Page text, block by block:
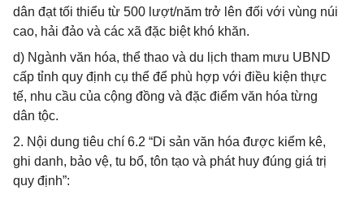
dân đạt tối thiểu từ 500 lượt/năm trở lên đối với vùng núi
cao, hải đảo và các xã đặc biệt khó khăn.
d) Ngành văn hóa, thể thao và du lịch tham mưu UBND
cấp tỉnh quy định cụ thể để phù hợp với điều kiện thực
tế, nhu cầu của cộng đồng và đặc điểm văn hóa từng
dân tộc.
2. Nội dung tiêu chí 6.2 “Di sản văn hóa được kiểm kê,
ghi danh, bảo vệ, tu bổ, tôn tạo và phát huy đúng giá trị
quy định”: